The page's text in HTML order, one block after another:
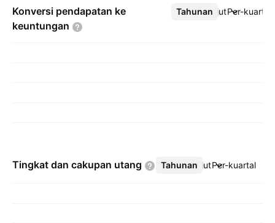
Konversi pendapatan ke
keuntungan
Tahunan Per-kuartal
Lebih lanjut
Tingkat dan cakupan utang Tahunan Per-kuartal
Lebih lanjut